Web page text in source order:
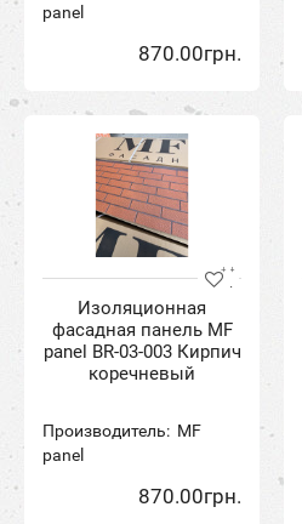
panel
870.00грн.
Изоляционная
фасадная панель MF
panel BR-03-003 Кирпич
коречневый
Производитель: MF
panel
870.00грн.